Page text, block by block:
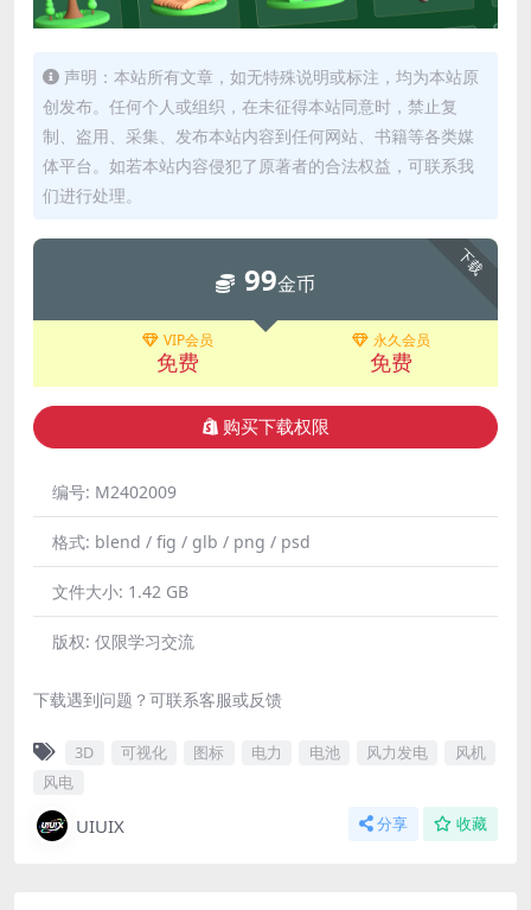
声明：本站所有文章，如无特殊说明或标注，均为本站原
创发布。任何个人或组织，在未征得本站同意时，禁止复
制、盗用、采集、发布本站内容到任何网站、书籍等各类媒
体平台。如若本站内容侵犯了原著者的合法权益，可联系我
们进行处理。
下载
99金币
VIP会员
免费
永久会员
免费
购买下载权限
编号: M2402009
格式: blend / fig / glb / png / psd
文件大小: 1.42 GB
版权: 仅限学习交流
下载遇到问题？可联系客服或反馈
3D 可视化 图标 电力 电池 风力发电
风机
风电
UIUIX 分享 收藏